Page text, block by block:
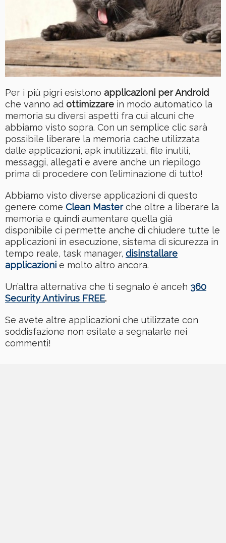
Per i più pigri esistono applicazioni per Android
che vanno ad ottimizzare in modo automatico la
memoria su diversi aspetti fra cui alcuni che
abbiamo visto sopra. Con un semplice clic sarà
possibile liberare la memoria cache utilizzata
dalle applicazioni, apk inutilizzati, file inutili,
messaggi, allegati e avere anche un riepilogo
prima di procedere con l’eliminazione di tutto!
Abbiamo visto diverse applicazioni di questo
genere come Clean Masterche oltre a liberare la
memoria e quindi aumentare quella già
disponibile ci permette anche di chiudere tutte le
applicazioni in esecuzione, sistema di sicurezza in
tempo reale, task manager, disinstallare
applicazioni e molto altro ancora.
Un’altra alternativa che ti segnalo è anceh 360
Security Antivirus FREE.
Se avete altre applicazioni che utilizzate con
soddisfazione non esitate a segnalarle nei
commenti!